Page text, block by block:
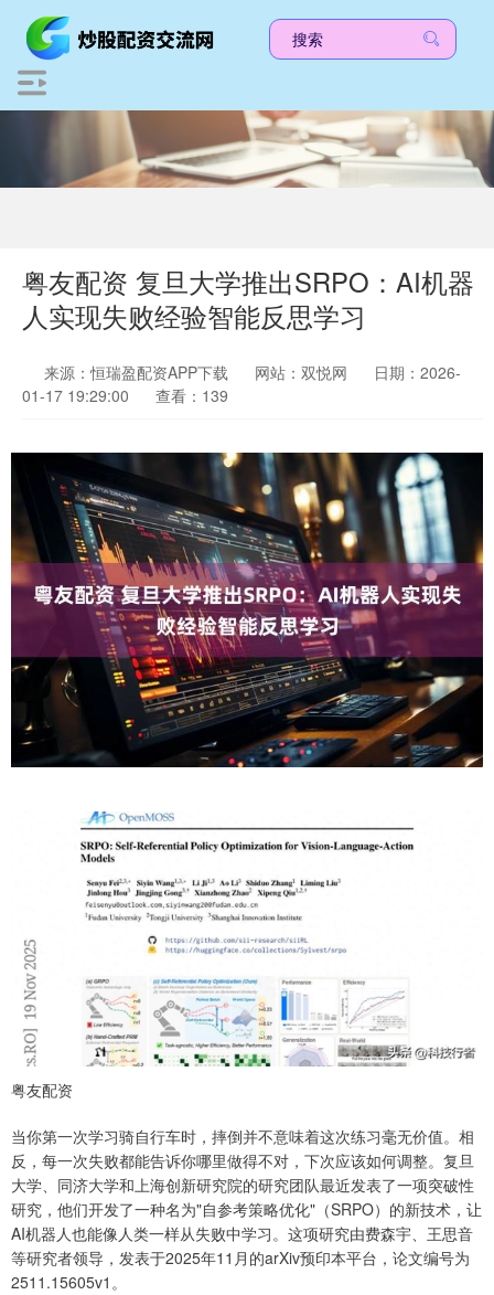
粤友配资 复旦大学推出SRPO：AI机器
人实现失败经验智能反思学习
来源：恒瑞盈配资APP下载 网站：双悦网
日期：2026-
01-17 19:29:00
查看：139
粤友配资
当你第一次学习骑自行车时，摔倒并不意味着这次练习毫无价值。相
反，每一次失败都能告诉你哪里做得不对，下次应该如何调整。复旦
大学、同济大学和上海创新研究院的研究团队最近发表了一项突破性
研究，他们开发了一种名为"自参考策略优化"（SRPO）的新技术，让
AI机器人也能像人类一样从失败中学习。这项研究由费森宇、王思音
等研究者领导，发表于2025年11月的arXiv预印本平台，论文编号为
2511.15605v1。